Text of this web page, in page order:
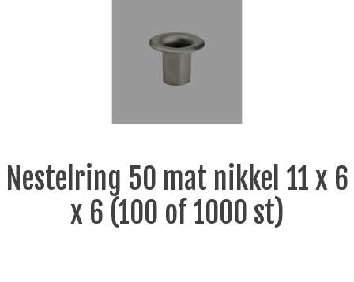
Nestelring 50 mat nikkel 11 x 6
x 6 (100 of 1000 st)